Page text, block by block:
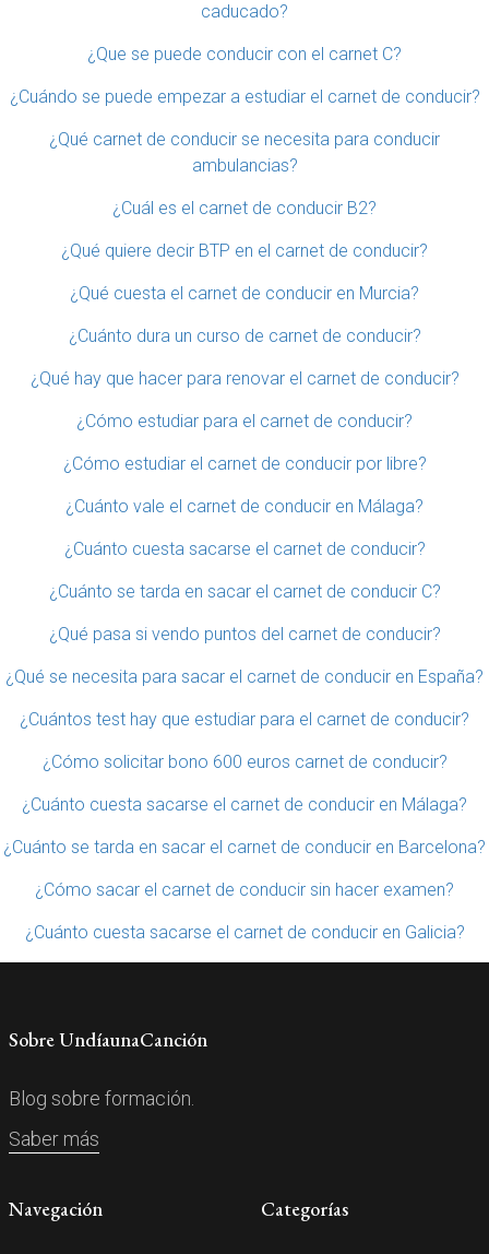
caducado?
¿Que se puede conducir con el carnet C?
¿Cuándo se puede empezar a estudiar el carnet de conducir?
¿Qué carnet de conducir se necesita para conducir
ambulancias?
¿Cuál es el carnet de conducir B2?
¿Qué quiere decir BTP en el carnet de conducir?
¿Qué cuesta el carnet de conducir en Murcia?
¿Cuánto dura un curso de carnet de conducir?
¿Qué hay que hacer para renovar el carnet de conducir?
¿Cómo estudiar para el carnet de conducir?
¿Cómo estudiar el carnet de conducir por libre?
¿Cuánto vale el carnet de conducir en Málaga?
¿Cuánto cuesta sacarse el carnet de conducir?
¿Cuánto se tarda en sacar el carnet de conducir C?
¿Qué pasa si vendo puntos del carnet de conducir?
¿Qué se necesita para sacar el carnet de conducir en España?
¿Cuántos test hay que estudiar para el carnet de conducir?
¿Cómo solicitar bono 600 euros carnet de conducir?
¿Cuánto cuesta sacarse el carnet de conducir en Málaga?
¿Cuánto se tarda en sacar el carnet de conducir en Barcelona?
¿Cómo sacar el carnet de conducir sin hacer examen?
¿Cuánto cuesta sacarse el carnet de conducir en Galicia?
Sobre UndíaunaCanción
Blog sobre formación.
Saber más
Navegación Categorías